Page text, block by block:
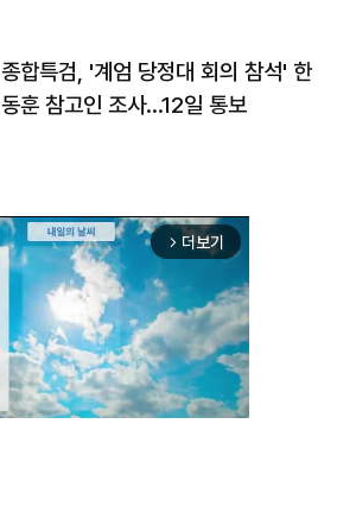
종합특검, '계엄 당정대 회의 참석' 한
동훈 참고인 조사...12일 통보
arrow_forward_ios 더보기